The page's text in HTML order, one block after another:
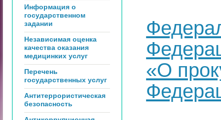
Информация о
государственном
задании
Независимая оценка
качества оказания
медицинких услуг
Перечень
государственных услуг
Антитеррористическая
безопасность
«О